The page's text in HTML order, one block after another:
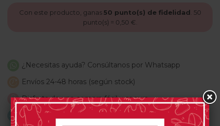
Con este producto, ganas50 punto(s) de fidelidad 50
punto(s) = 0,50 €
¿Necesitas ayuda? Consúltanos por Whatsapp
Envíos 24-48 horas (según stock)
Disfruta de una compra fácil y segura
Envíos gratis a partir de 59€